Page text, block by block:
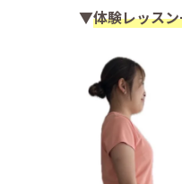
▼体験レッス